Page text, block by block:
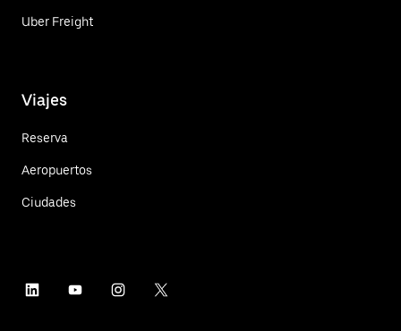
Uber Freight
Viajes
Reserva
Aeropuertos
Ciudades